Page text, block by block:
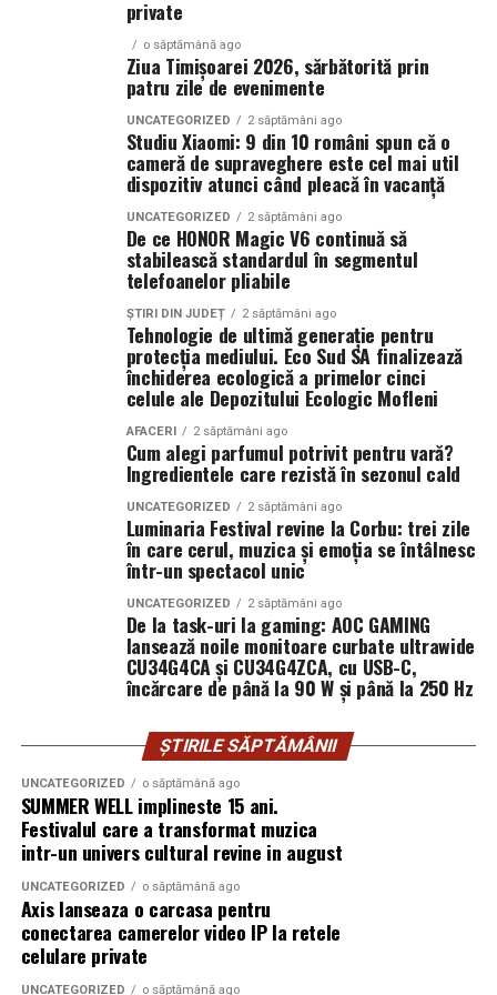
echipamente 100%
electrice — și
capacitatea reală a
infrastructurii de a livra
energie acolo unde se
desfășoară lucrările.
Centrala fotovoltaică
mobilă este răspunsul
nostru concret la acest
decalaj. Este o soluție
românească, gândită
pentru o problemă
reală a pieței locale,
livrată unui client
român care a luat
decizia corectă de a
investi în echipamente
eligibile pentru
finanțările UE.”
Andrei-Sorin Baciu, co-fondatorUZINEX
Pentru un studiu de caz tehnic complet, cu fotografii și detalii
suplimentare despre implementarea la beneficiar, vezi:
🔗Sursa originală — studiu de caz detaliat:
www.uzinex.ro/studii-de-caz/centrala-fotovoltaica-mobila-
ars-industrial
nevoilor specifice ale fiecărui client.
Verificarea calificărilor angajaților poate include
solicitarea certificatelor de formare profesională sau a
licențelor specifice necesare pentru a desfășura
activități DDD. O firmă care investește în formarea
continuă a angajaților săi demonstrează un angajament
față de excelență și siguranță. De asemenea, este
important ca angajații să fie instruiți în utilizarea
corectă a substanțelor chimice și a echipamentelor,
pentru a minimiza riscurile asociate cu aceste activităț
Asigură-te că firma DDD are
licențe și autorizații valabile
Un alt aspect crucial în alegerea unei firme DDD este
verificarea licențelor și autorizațiilor valabile. Aceste
documente atestă faptul că firma respectivă
îndeplinește toate cerințele legale pentru a desfășura
activități de deratizare, dezinsecție și dezinfectare.
Firmele care operează fără licențe sau autorizații pot
pune în pericol sănătatea clienților și a mediului, iar
serviciile lor pot fi ineficiente sau chiar dăunătoare.
Pentru a verifica legalitatea unei firme DDD, clienții pot
solicita copii ale licențelor și autorizațiilor emise de
să se consulte site-urile oficiale ale instituțiilor care
reglementează acest domeniu, pentru a se asigura că
informațiile obținute sunt actualizate. O firmă
transparentă va fi deschisă la astfel de solicitări și va
oferi toate informațiile necesare pentru a demonstra
Analizează portofoliul de
proiecte al firmei DDD
private
o săptămână ago
Ziua Timișoarei 2026, sărbătorită prin
patru zile de evenimente
UNCATEGORIZED 2 săptămâni ago
Studiu Xiaomi: 9 din 10 români spun că o
cameră de supraveghere este cel mai util
dispozitiv atunci când pleacă în vacanță
UNCATEGORIZED 2 săptămâni ago
De ce HONOR Magic V6 continuă să
stabilească standardul în segmentul
telefoanelor pliabile
ȘTIRI DIN JUDEȚ 2 săptămâni ago
Tehnologie de ultimă generație pentru
protecția mediului. Eco Sud SA finalizează
închiderea ecologică a primelor cinci
celule ale Depozitului Ecologic Mofleni
AFACERI 2 săptămâni ago
Cum alegi parfumul potrivit pentru vară?
Ingredientele care rezistă în sezonul cald
UNCATEGORIZED 2 săptămâni ago
Luminaria Festival revine la Corbu: trei zile
în care cerul, muzica și emoția se întâlnesc
într-un spectacol unic
UNCATEGORIZED 2 săptămâni ago
De la task-uri la gaming: AOC GAMING
lansează noile monitoare curbate ultrawide
CU34G4CA și CU34G4ZCA, cu USB-C,
încărcare de până la 90 W și până la 250 Hz
ȘTIRILE SĂPTĂMÂNII
UNCATEGORIZED o săptămână ago
SUMMER WELL implineste 15 ani.
Festivalul care a transformat muzica
intr-un univers cultural revine in august
UNCATEGORIZED o săptămână ago
Axis lanseaza o carcasa pentru
conectarea camerelor video IP la retele
celulare private
UNCATEGORIZED o săptămână ago